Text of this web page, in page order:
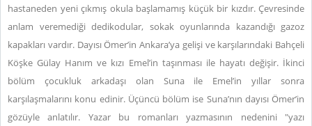
hastaneden yeni çıkmış okula başlamamış küçük bir kızdır. Çevresinde
anlam veremediği dedikodular, sokak oyunlarında kazandığı gazoz
kapakları vardır. Dayısı Ömer’in Ankara’ya gelişi ve karşılarındaki Bahçeli
Köşke Gülay Hanım ve kızı Emel’in taşınması ile hayatı değişir. İkinci
bölüm çocukluk arkadaşı olan Suna ile Emel’in yıllar sonra
karşılaşmalarını konu edinir. Üçüncü bölüm ise Suna’nın dayısı Ömer’in
gözüyle anlatılır. Yazar bu romanları yazmasının nedenini "yazı